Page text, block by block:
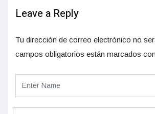
Leave a Reply
Tu dirección de correo electrónico no
campos obligatorios están marcados con